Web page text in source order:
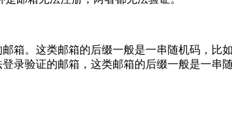
箱。这类邮箱的后缀一般是一串随机码，
录验证的邮箱，这类邮箱的后缀一般是一